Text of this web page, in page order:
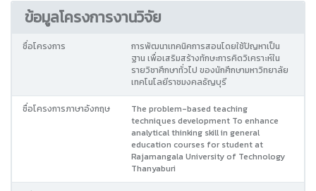
ข้อมูลโครงการงานวิจัย
ชื่อโครงการ
การพัฒนาเทคนิคการสอนโดยใช้ปัญหาเป็น
ฐาน เพื่อเสริมสร้างทักษะการคิดวิเคราะห์ใน
รายวิชาศึกษาทั่วไป ของนักศึกษามหาวิทยาลัย
เทคโนโลยีราชมงคลธัญบุรี
ชื่อโครงการภาษาอังกฤษ
The problem-based teaching
techniques development To enhance
analytical thinking skill in general
education courses for student at
Rajamangala University of Technology
Thanyaburi